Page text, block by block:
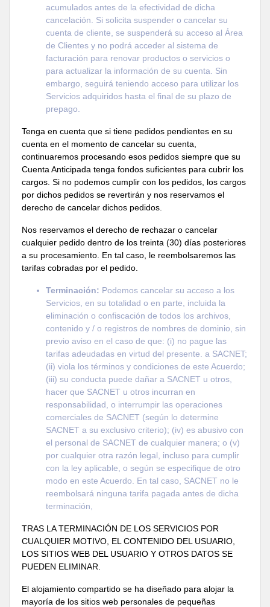
acumulados antes de la efectividad de dicha
cancelación. Si solicita suspender o cancelar su
cuenta de cliente, se suspenderá su acceso al Área
de Clientes y no podrá acceder al sistema de
facturación para renovar productos o servicios o
para actualizar la información de su cuenta. Sin
embargo, seguirá teniendo acceso para utilizar los
Servicios adquiridos hasta el final de su plazo de
prepago.
Tenga en cuenta que si tiene pedidos pendientes en su
cuenta en el momento de cancelar su cuenta,
continuaremos procesando esos pedidos siempre que su
Cuenta Anticipada tenga fondos suficientes para cubrir los
cargos. Si no podemos cumplir con los pedidos, los cargos
por dichos pedidos se revertirán y nos reservamos el
derecho de cancelar dichos pedidos.
Nos reservamos el derecho de rechazar o cancelar
cualquier pedido dentro de los treinta (30) días posteriores
a su procesamiento. En tal caso, le reembolsaremos las
tarifas cobradas por el pedido.
Terminación: Podemos cancelar su acceso a los
Servicios, en su totalidad o en parte, incluida la
eliminación o confiscación de todos los archivos,
contenido y / o registros de nombres de dominio, sin
previo aviso en el caso de que: (i) no pague las
tarifas adeudadas en virtud del presente. a SACNET;
(ii) viola los términos y condiciones de este Acuerdo;
(iii) su conducta puede dañar a SACNET u otros,
hacer que SACNET u otros incurran en
responsabilidad, o interrumpir las operaciones
comerciales de SACNET (según lo determine
SACNET a su exclusivo criterio); (iv) es abusivo con
el personal de SACNET de cualquier manera; o (v)
por cualquier otra razón legal, incluso para cumplir
con la ley aplicable, o según se especifique de otro
modo en este Acuerdo. En tal caso, SACNET no le
reembolsará ninguna tarifa pagada antes de dicha
terminación,
TRAS LA TERMINACIÓN DE LOS SERVICIOS POR
CUALQUIER MOTIVO, EL CONTENIDO DEL USUARIO,
LOS SITIOS WEB DEL USUARIO Y OTROS DATOS SE
PUEDEN ELIMINAR.
El alojamiento compartido se ha diseñado para alojar la
mayoría de los sitios web personales de pequeñas